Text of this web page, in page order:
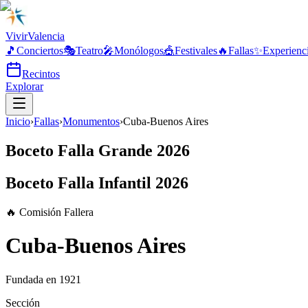
VivirValencia
🎵 Conciertos🎭Teatro🎤Monólogos🎪Festivales🔥Fallas✨
Recintos
Explorar
Inicio›Fallas›Monumentos›Cuba-Buenos Aires
Boceto Falla Grande 2026
Boceto Falla Infantil 2026
🔥 Comisión Fallera
Cuba-Buenos Aires
Fundada en 1921
Sección